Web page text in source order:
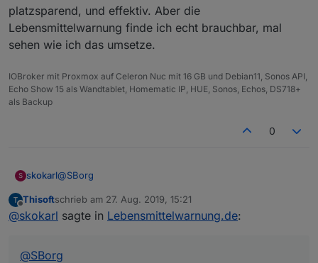
gut..........
platzsparend, und effektiv. Aber die
Lebensmittelwarnung finde ich echt brauchbar, mal
sehen wie ich das umsetze.
IOBroker mit Proxmox auf Celeron Nuc mit 16 GB und Debian11, Sonos API,
Echo Show 15 als Wandtablet, Homematic IP, HUE, Sonos, Echos, DS718+
als Backup
0
S skokarl@SBorg
Mein lieber SBorg, Du bist ja so ne Art McGyver unter
den Programmierern hier.... Meinst Du man könnte
Offline
Thisoftschrieb am 27. Aug. 2019, 15:21
zuletzt editiert von
@skokarl sagte in Lebensmittelwarnung.de:
@SBorg